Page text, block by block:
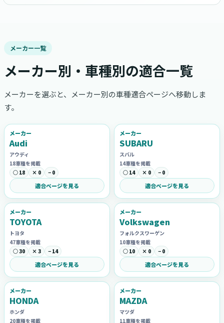
メーカー一覧
メーカー別・車種別の適合一覧
メーカーを選ぶと、メーカー別の車種適合ページへ移動しま
す。
メーカー
Audi
アウディ
18車種を掲載
○ 18
× 0 − 0
適合ページを見る
メーカー
SUBARU
スバル
14車種を掲載
○ 14
× 0 − 0
適合ページを見る
メーカー
TOYOTA
トヨタ
47車種を掲載
○ 30
× 3 − 14
適合ページを見る
メーカー
Volkswagen
フォルクスワーゲン
10車種を掲載
○ 10
× 0 − 0
適合ページを見る
メーカー
HONDA
ホンダ
20車種を掲載
メーカー
MAZDA
マツダ
11車種を掲載